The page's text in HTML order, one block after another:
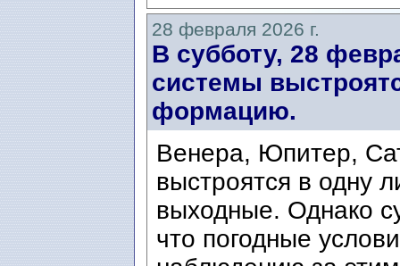
28 февраля 2026 г.
В субботу, 28
системы
формацию.
Венера, Юпитер,
выстроятся в одну
выходные. Однако
что погодные